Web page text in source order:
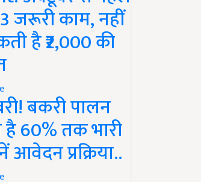
जरूरी काम, नहीं
है ₹2,000 की
बकरी पालन
है 60% तक भारी
प्रक्रिया..